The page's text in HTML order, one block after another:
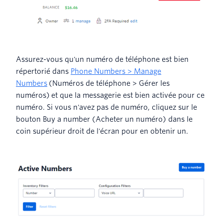
Assurez-vous qu'un numéro de téléphone est bien
répertorié dans Phone Numbers > Manage
Numbers (Numéros de téléphone > Gérer les
numéros) et que la messagerie est bien activée pour ce
numéro. Si vous n'avez pas de numéro, cliquez sur le
bouton Buy a number (Acheter un numéro) dans le
coin supérieur droit de l'écran pour en obtenir un.